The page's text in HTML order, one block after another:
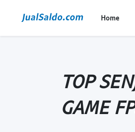
Home
TOP
GAME